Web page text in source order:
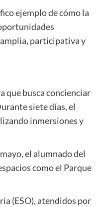
ejemplo de cómo la
participativa y
que busca concienciar
siete días, el
inmersiones y
el alumnado del
como el Parque
(ESO), atendidos por